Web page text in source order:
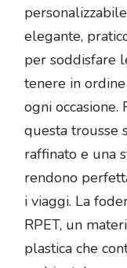
elegante,
per soddisfare
tenere in
ogni occasione.
questa trousse
raffinato e una
rendono
i viaggi. La
RPET, un
plastica che